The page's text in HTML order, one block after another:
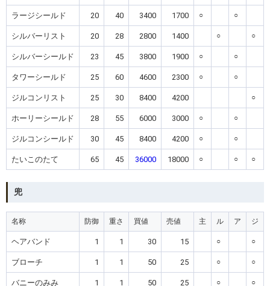
ラージシールド 20 40 3400 1700 ○ ○
シルバーリスト 20 28 2800 1400 ○ ○
シルバーシールド 23 45 3800 1900 ○ ○
タワーシールド 25 60 4600 2300 ○ ○
ジルコンリスト 25 30 8400 4200 ○
ホーリーシールド 28 55 6000 3000 ○ ○
ジルコンシールド 30 45 8400 4200 ○ ○
たいこのたて 65 45 36000 18000 ○ ○ ○
兜
名称 防御 重さ 買値 売値 主 ル ア ジ
ヘアバンド 1 1 30 15 ○ ○
ブローチ 1 1 50 25 ○ ○
バニーのみみ 1 1 50 25 ○ ○